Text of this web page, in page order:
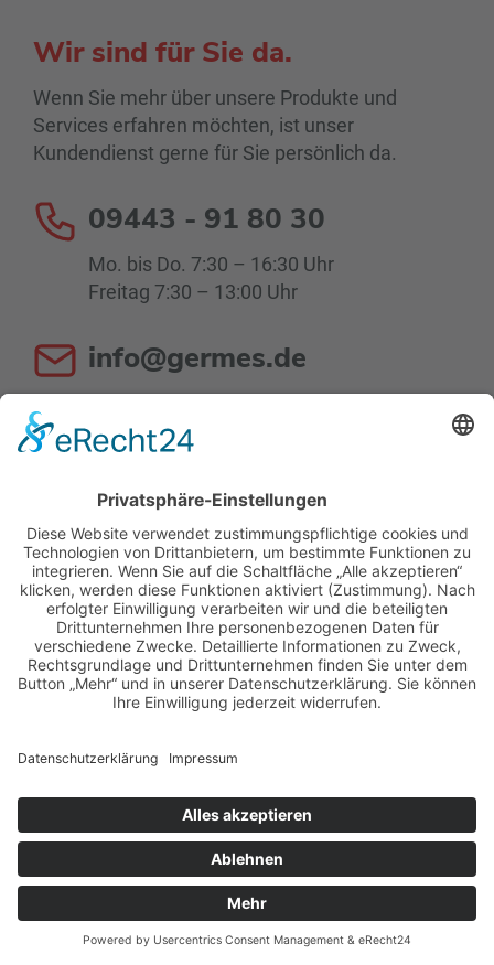
Wir sind für Sie da.
Wenn Sie mehr über unsere Produkte und
Services erfahren möchten, ist unser
Kundendienst gerne für Sie persönlich da.
09443 - 91 80 30
Mo. bis Do. 7:30 – 16:30 Uhr
Freitag 7:30 – 13:00 Uhr
info@germes.de
Fr. 8:00 – 13:00 Uhr
Zertifiziert nach DIN EN ISO 9001:2015
AGB Impressum Datenschutz